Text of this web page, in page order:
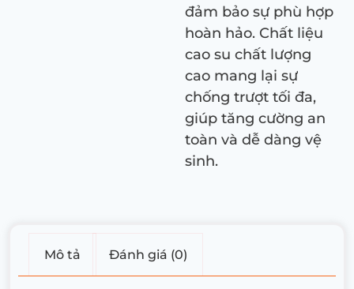
đảm bảo sự phù hợp
hoàn hảo. Chất liệu
cao su chất lượng
cao mang lại sự
chống trượt tối đa,
giúp tăng cường an
toàn và dễ dàng vệ
sinh.
Mô tả Đánh giá (0)